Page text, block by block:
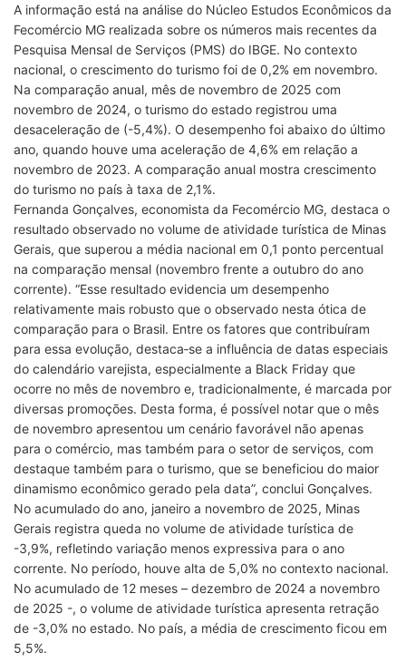
A informação está na análise do Núcleo Estudos Econômicos da
Fecomércio MG realizada sobre os números mais recentes da
Pesquisa Mensal de Serviços (PMS) do IBGE. No contexto
nacional, o crescimento do turismo foi de 0,2% em novembro.
Na comparação anual, mês de novembro de 2025 com
novembro de 2024, o turismo do estado registrou uma
desaceleração de (-5,4%). O desempenho foi abaixo do último
ano, quando houve uma aceleração de 4,6% em relação a
novembro de 2023. A comparação anual mostra crescimento
do turismo no país à taxa de 2,1%.
Fernanda Gonçalves, economista da Fecomércio MG, destaca o
resultado observado no volume de atividade turística de Minas
Gerais, que superou a média nacional em 0,1 ponto percentual
na comparação mensal (novembro frente a outubro do ano
corrente). “Esse resultado evidencia um desempenho
relativamente mais robusto que o observado nesta ótica de
comparação para o Brasil. Entre os fatores que contribuíram
para essa evolução, destaca‑se a influência de datas especiais
do calendário varejista, especialmente a Black Friday que
ocorre no mês de novembro e, tradicionalmente, é marcada por
diversas promoções. Desta forma, é possível notar que o mês
de novembro apresentou um cenário favorável não apenas
para o comércio, mas também para o setor de serviços, com
destaque também para o turismo, que se beneficiou do maior
dinamismo econômico gerado pela data”, conclui Gonçalves.
No acumulado do ano, janeiro a novembro de 2025, Minas
Gerais registra queda no volume de atividade turística de
-3,9%, refletindo variação menos expressiva para o ano
corrente. No período, houve alta de 5,0% no contexto nacional.
No acumulado de 12 meses – dezembro de 2024 a novembro
de 2025 -, o volume de atividade turística apresenta retração
de -3,0% no estado. No país, a média de crescimento ficou em
5,5%.